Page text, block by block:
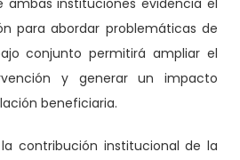
para abordar problemáticas de
conjunto permitirá ampliar el
y generar un impacto
beneficiaria.
contribución institucional de la